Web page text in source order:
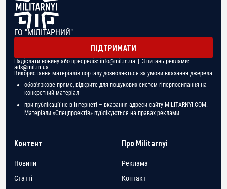
ГО "МІЛІТАРНИЙ"
ПІДТРИМАТИ
Надіслати новину або пресреліз: info@mil.in.ua | З питань реклами:
ads@mil.in.ua
Використання матеріалів порталу дозволяється за умови вказання джерела
обов'язкове пряме, відкрите для пошукових систем гіперпосилання на
конкретний матеріал
при публікації не в Інтернеті – вказання адреси сайту MILITARNYI.COM.
Матеріали «Спецпроектів» публікуються на правах реклами.
Контент
Новини
Статті
Про Militarnyi
Реклама
Контакт